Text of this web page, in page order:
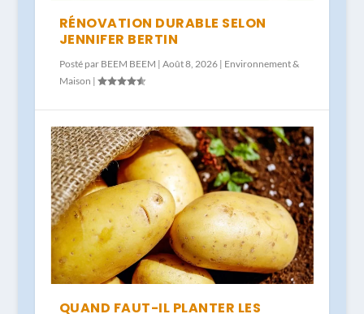
RÉNOVATION DURABLE SELON
JENNIFER BERTIN
Posté par BEEM BEEM | Août 8, 2026| Environnement &
Maison |
QUAND FAUT-IL PLANTER LES